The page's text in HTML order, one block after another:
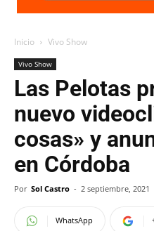
Inicio Vivo Show
Vivo Show
Las Pelotas
nuevo
cosas» y
en Córdoba
Por Sol Castro - 2 septiembre, 2021
WhatsApp